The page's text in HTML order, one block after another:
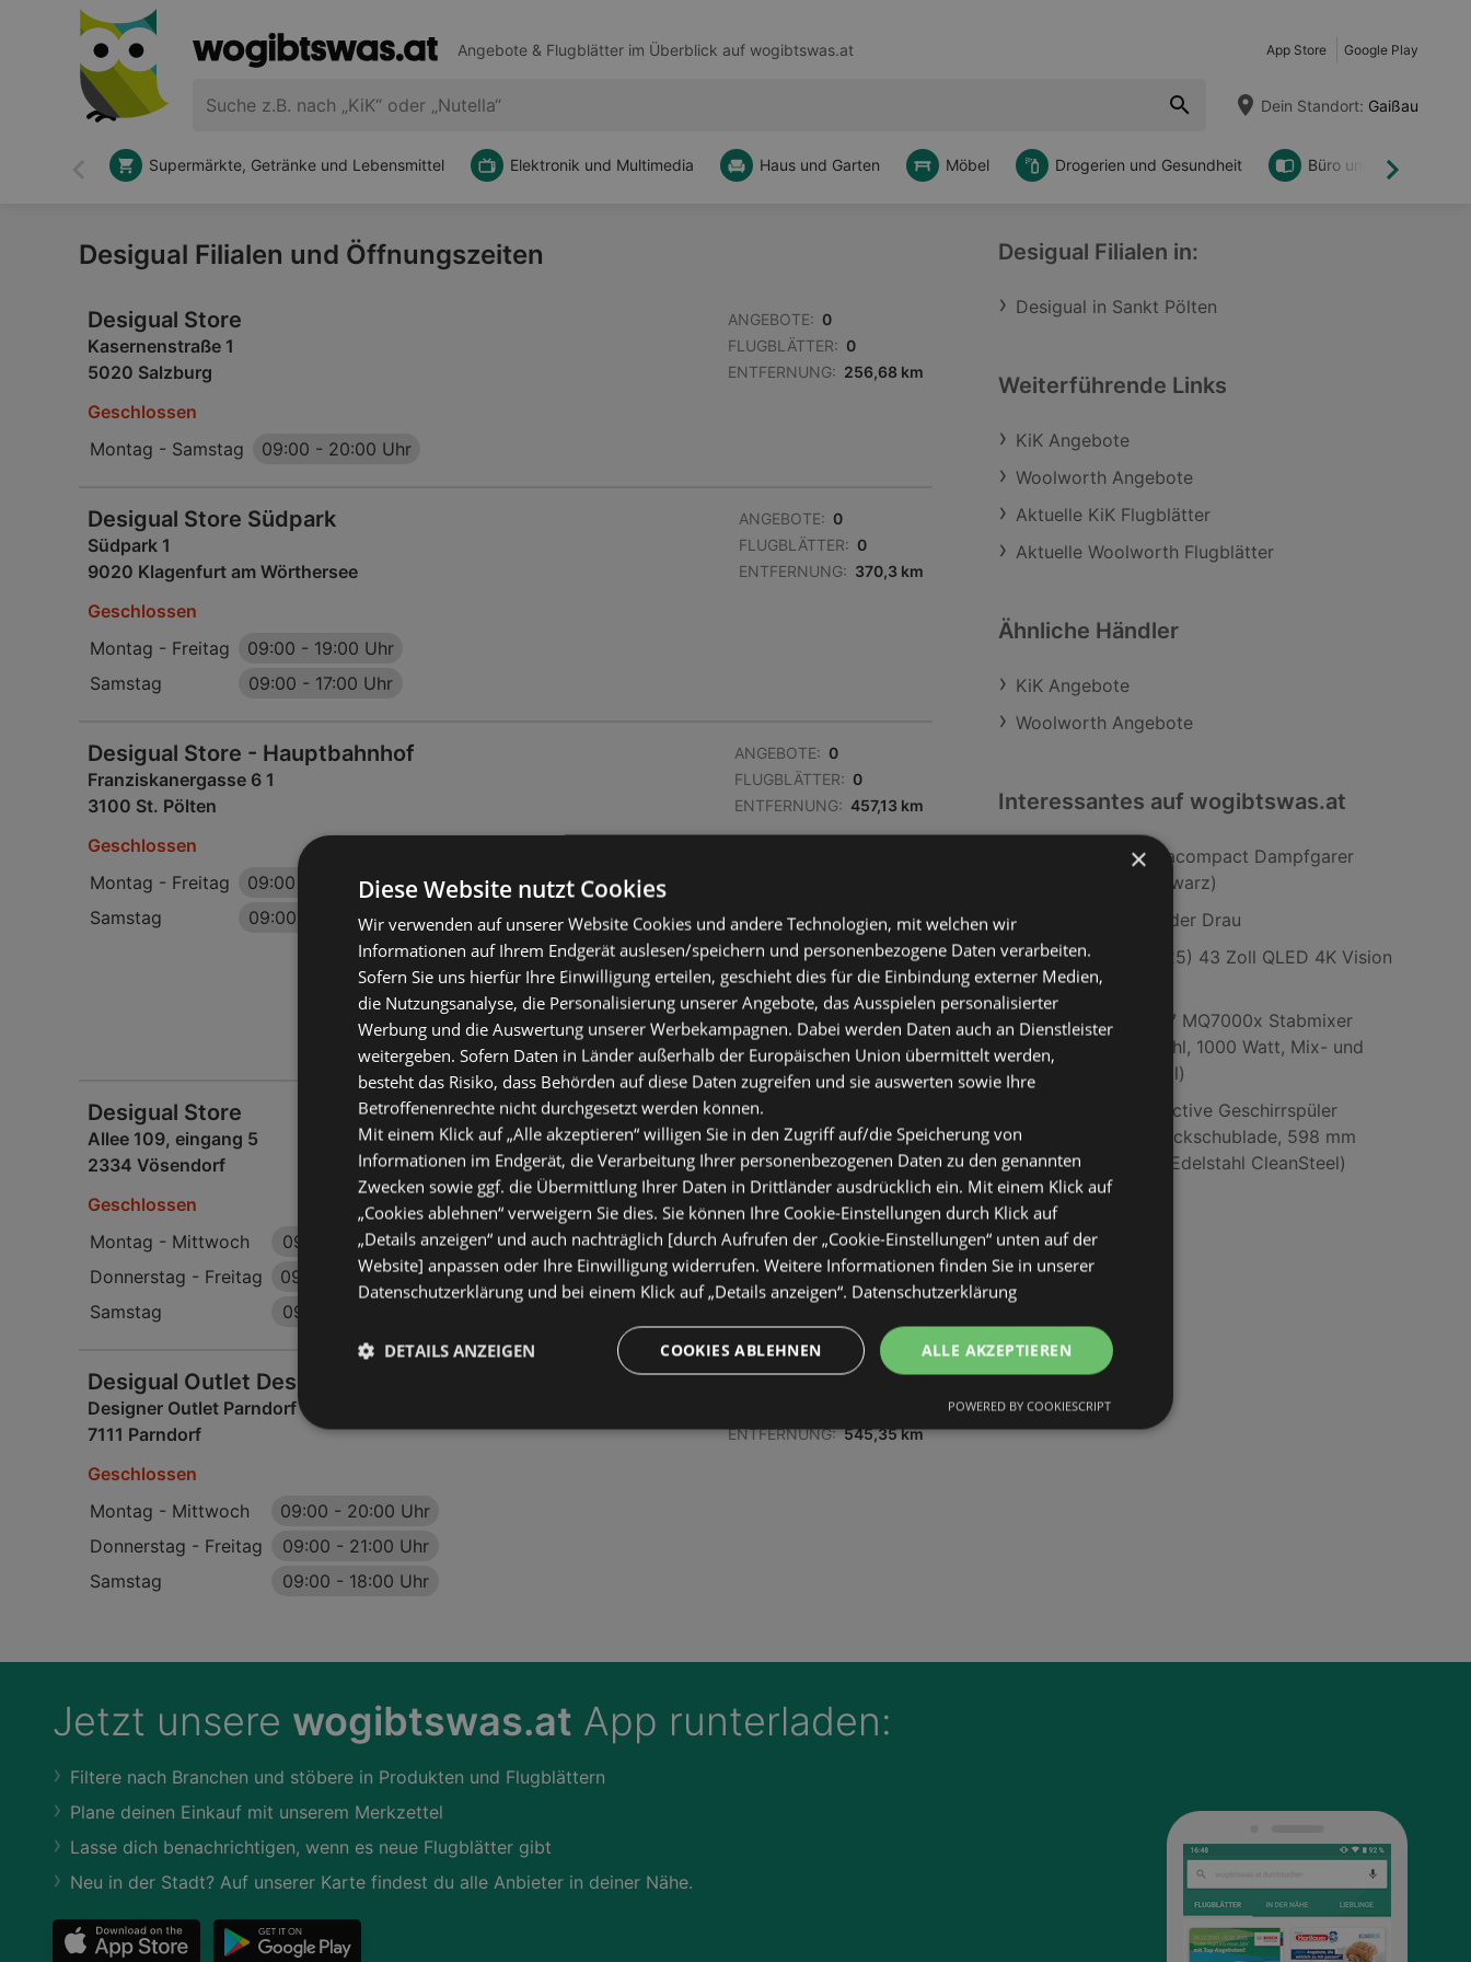
Angebote & Flugblätter im Überblick auf wogibtswas.at App Store Google Play
Dein Standort: Gaißau
Zurück Weiter
Supermärkte, Getränke und Lebensmittel Elektronik und Multimedia Haus und Garten Möbel Drogerien und Gesundheit Büro und DIY
Desigual Filialen und Öffnungszeiten
Desigual Store
Kasernenstraße 1
5020 Salzburg
ANGEBOTE: 0
FLUGBLÄTTER: 0
ENTFERNUNG: 256,68 km
Geschlossen
Montag - Samstag
09:00 - 20:00 Uhr
Desigual Store Südpark
Südpark 1
9020 Klagenfurt am Wörthersee
ANGEBOTE: 0
FLUGBLÄTTER: 0
ENTFERNUNG: 370,3 km
Geschlossen
Montag - Freitag
09:00 - 19:00 Uhr
Samstag
09:00 - 17:00 Uhr
Desigual Store - Hauptbahnhof
Franziskanergasse 6 1
3100 St. Pölten
ANGEBOTE: 0
FLUGBLÄTTER: 0
ENTFERNUNG: 457,13 km
Geschlossen
Montag - Freitag
09:00
18:00 Uhr
Samstag
09:00 17:00 Uhr
Desigual Store
Allee 109, eingang 5
2334 Vösendorf
ANGEBOTE:
FLUGBLÄTTER: 0
ENTFERNUNG: 507,08 km
Geschlossen
Montag - Mittwoch
09:00
19:00 Uhr
Donnerstag - Freitag
09:00
20:00 Uhr
Samstag
09:00
Desigual Outlet Designer Outlet Parndorf
Designer Outlet Parndorf Unit 17 - 18
7111 Parndorf
ANGEBOTE: 0
ENTFERNUNG: 545,35 km
Geschlossen
Montag - Mittwoch
09:00 - 20:00 Uhr
Donnerstag - Freitag
09:00 - 21:00 Uhr
Samstag
09:00 - 18:00 Uhr
Desigual Filialen in:
Desigual in Sankt Pölten
Weiterführende Links
KiK Angebote
Woolworth Angebote
Aktuelle KiK Flugblätter
Aktuelle Woolworth Flugblätter
Ähnliche Händler
KiK Angebote
Woolworth Angebote
Interessantes auf wogibtswas.at
Tefal VC2048 Ultracompact Dampfgarer
(800 Watt, 9 l, Schwarz)
JYSK in Spittal an der Drau
Samsung Q8F (2025) 43 Zoll QLED 4K Vision
AI TV; QLED TV
Braun Multi Quick 7 MQ7000x Stabmixer
(Schwarz / Edelstahl, 1000 Watt, Mix- und
Messbecher 600 ml)
Miele G 5110 SCi Active Geschirrspüler
(integrierbar, Besteckschublade, 598 mm
breit, 45 dB(A), D, Edelstahl CleanSteel)
Jetzt unsere wogibtswas.at App runterladen:
Filtere nach Branchen und stöbere in Produkten und Flugblättern
Plane deinen Einkauf mit unserem Merkzettel
Lasse dich benachrichtigen, wenn es neue Flugblätter gibt
Neu in der Stadt? Auf unserer Karte findest du alle Anbieter in deiner Nähe.
×
Diese Website nutzt Cookies
Wir verwenden auf unserer Website Cookies und andere Technologien, mit welchen wir
Informationen auf Ihrem Endgerät auslesen/speichern und personenbezogene Daten verarbeiten.
Sofern Sie uns hierfür Ihre Einwilligung erteilen, geschieht dies für die Einbindung externer Medien,
die Nutzungsanalyse, die Personalisierung unserer Angebote, das Ausspielen personalisierter
Werbung und die Auswertung unserer Werbekampagnen. Dabei werden Daten auch an Dienstleister
weitergeben. Sofern Daten in Länder außerhalb der Europäischen Union übermittelt werden,
besteht das Risiko, dass Behörden auf diese Daten zugreifen und sie auswerten sowie Ihre
Betroffenenrechte nicht durchgesetzt werden können.
Mit einem Klick auf „Alle akzeptieren“ willigen Sie in den Zugriff auf/die Speicherung von
Informationen im Endgerät, die Verarbeitung Ihrer personenbezogenen Daten zu den genannten
Zwecken sowie ggf. die Übermittlung Ihrer Daten in Drittländer ausdrücklich ein. Mit einem Klick auf
„Cookies ablehnen“ verweigern Sie dies. Sie können Ihre Cookie-Einstellungen durch Klick auf
„Details anzeigen“ und auch nachträglich [durch Aufrufen der „Cookie-Einstellungen“ unten auf der
Website] anpassen oder Ihre Einwilligung widerrufen. Weitere Informationen finden Sie in unserer
Datenschutzerklärung und bei einem Klick auf „Details anzeigen“. Datenschutzerklärung
ALLE AKZEPTIEREN
COOKIES ABLEHNEN
DETAILS ANZEIGEN
POWERED BY COOKIESCRIPT